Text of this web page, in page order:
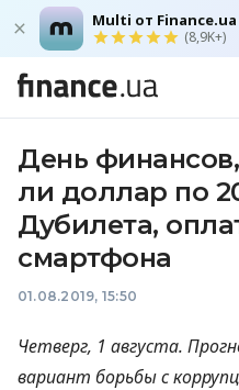
Multi от Finance.ua
(8,9K+)
День финансов,
ли доллар по
Дубилета,
смартфона
01.08.2019, 15:50
Четверг, 1 августа.
вариант борьбы с